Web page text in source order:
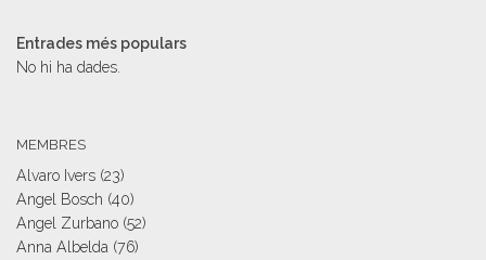
Entrades més populars
No hi ha dades.
MEMBRES
Alvaro Ivers (23)
Angel Bosch (40)
Angel Zurbano (52)
Anna Albelda (76)